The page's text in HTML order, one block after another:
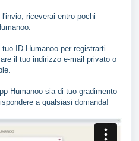
riceverai entro pochi
ID Humanoo per registrarti
il tuo indirizzo e-mail privato o
Humanoo sia di tuo gradimento
a qualsiasi domanda!